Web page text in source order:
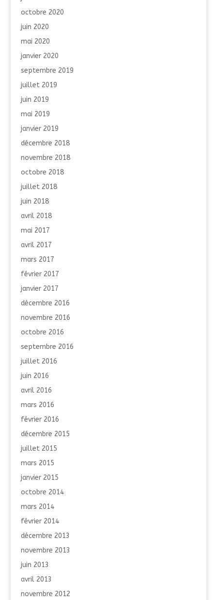
octobre 2020
juin 2020
mai 2020
janvier 2020
septembre 2019
juillet 2019
juin 2019
mai 2019
janvier 2019
décembre 2018
novembre 2018
octobre 2018
juillet 2018
juin 2018
avril 2018
mai 2017
avril 2017
mars 2017
février 2017
janvier 2017
décembre 2016
novembre 2016
octobre 2016
septembre 2016
juillet 2016
juin 2016
avril 2016
mars 2016
février 2016
décembre 2015
juillet 2015
mars 2015
janvier 2015
octobre 2014
mars 2014
février 2014
décembre 2013
novembre 2013
juin 2013
avril 2013
novembre 2012